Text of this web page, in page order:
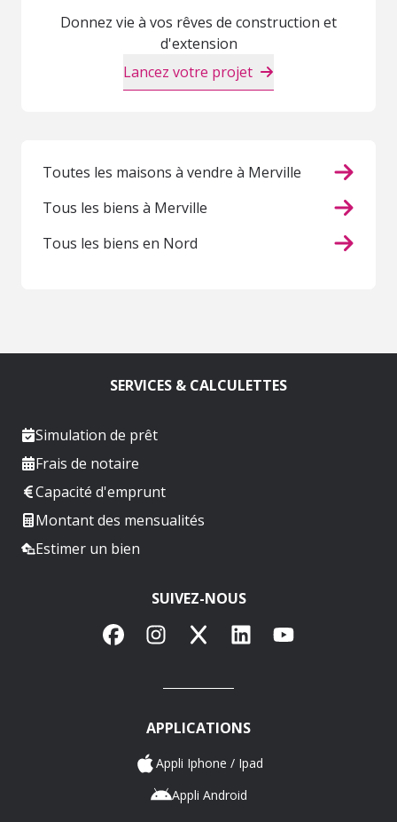
Donnez vie à vos rêves de construction et
d'extension
Lancez votre projet
Toutes les maisons à vendre à Merville
Tous les biens à Merville
Tous les biens en Nord
SERVICES & CALCULETTES
Simulation de prêt
Frais de notaire
Capacité d'emprunt
Montant des mensualités
Estimer un bien
SUIVEZ-NOUS
FacebookInstagram
X LinkedInYouTube
APPLICATIONS
Appli Iphone / Ipad
Appli Android